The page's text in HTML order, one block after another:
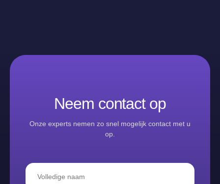
Neem contact op
Onze experts nemen zo snel mogelijk contact met u
op.